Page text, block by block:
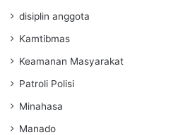
disiplin anggota
Kamtibmas
Keamanan Masyarakat
Patroli Polisi
Minahasa
Manado